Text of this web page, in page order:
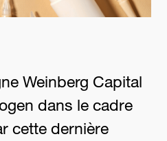
Weinberg Capital
dans le cadre
cette dernière